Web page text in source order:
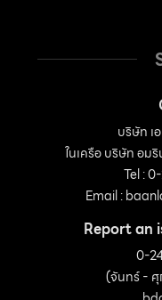
บริษัท เ
ในเครือ บริษัท อม
Tel :
Email :
Report an
0-
(จันทร์ - ศุ